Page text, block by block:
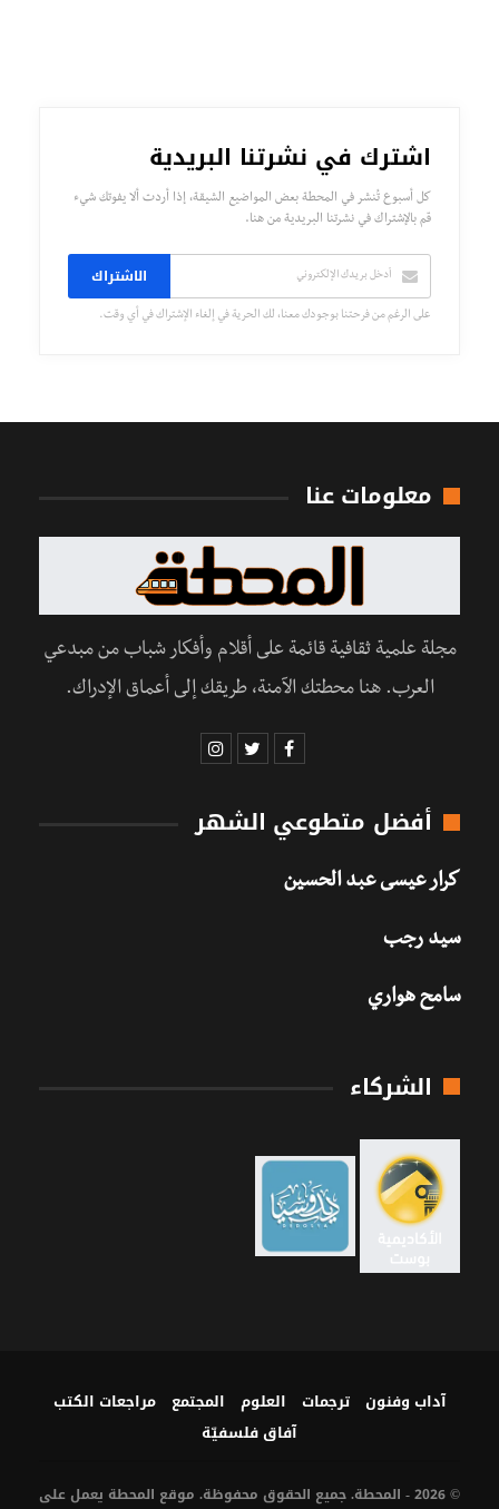
اشترك في نشرتنا البريدية
كل أسبوع تُنشر في المحطة بعض المواضيع الشيقة، إذا أردت ألا يفوتك شيء
قم بالإشتراك في نشرتنا البريدية من هنا.
الاشتراك
على الرغم من فرحتنا بوجودك معنا، لك الحرية في إلغاء الإشتراك في أي وقت.
معلومات عنا
مجلة علمية ثقافية قائمة على أقلام وأفكار شباب من مبدعي
العرب. هنا محطتك الآمنة، طريقك إلى أعماق الإدراك.
أفضل متطوعي الشهر
كرار عيسى عبد الحسين
سيد رجب
سامح هواري
الشركاء
آداب وفنون ترجمات العلوم المجتمع
مراجعات الكتب
آفاق فلسفيّة‎
© 2026 - المحطة. جميع الحقوق محفوظة. موقع المحطة يعمل على